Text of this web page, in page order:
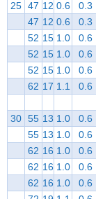
25 47 12 0.6 0.3
47 12 0.6 0.3
52 15 1.0 0.6
52 15 1.0 0.6
52 15 1.0 0.6
62 17 1.1 0.6
30 55 13 1.0 0.6
55 13 1.0 0.6
62 16 1.0 0.6
62 16 1.0 0.6
62 16 1.0 0.6